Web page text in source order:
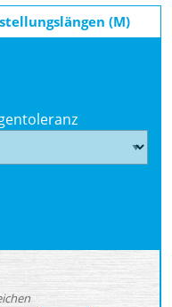
(M)